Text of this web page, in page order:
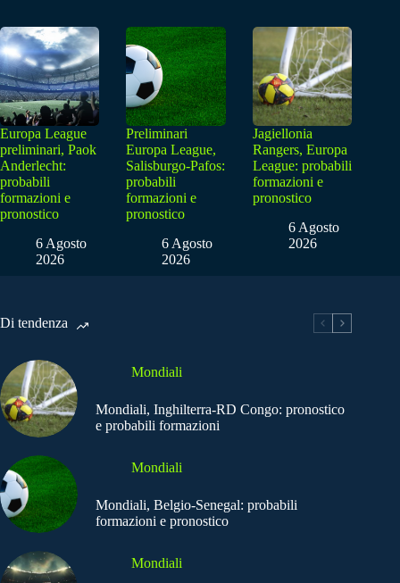
Europa League
preliminari, Paok
Anderlecht:
probabili
formazioni e
pronostico
6 Agosto
2026
Preliminari
Europa League,
Salisburgo-Pafos:
probabili
formazioni e
pronostico
6 Agosto
2026
Jagiellonia
Rangers, Europa
League: probabili
formazioni e
pronostico
6 Agosto
2026
Di tendenza
Mondiali
Mondiali, Inghilterra-RD Congo: pronostico
e probabili formazioni
Mondiali
Mondiali, Belgio-Senegal: probabili
formazioni e pronostico
Mondiali